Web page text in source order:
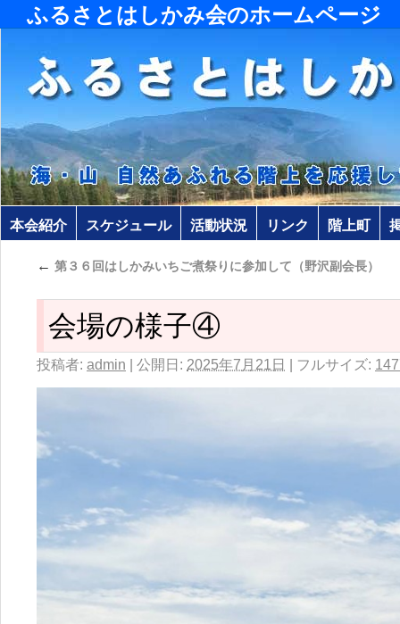
ふるさとはしかみ会のホームページ
本会紹介 スケジュール 活動状況 リンク 階上町
← 第３６回はしかみいちご煮祭りに参加して（野沢副会長）
会場の様子④
投稿者: admin 公開日: 2025年7月21日 フルサイズ: